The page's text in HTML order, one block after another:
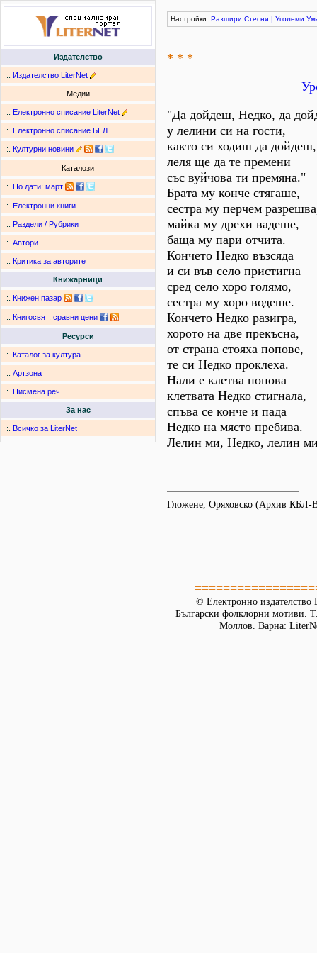
Издателство
:. Издателство LiterNet
Медии
:. Електронно списание LiterNet
:. Електронно списание БЕЛ
:. Културни новини
Каталози
:. По дати: март
:. Електронни книги
:. Раздели / Рубрики
:. Автори
:. Критика за авторите
Книжарници
:. Книжен пазар
:. Книгосвят: сравни цени
Ресурси
:. Каталог за култура
:. Артзона
:. Писмена реч
За нас
:. Всичко за LiterNet
Настройки: Разшири Стесни | Уголеми
* * *
"Да дойдеш, Недко, да
у лелини си на гости,
както си ходиш да дойдеш,
леля ще да те премени
със вуйчова ти премяна."
Брата му конче стягаше,
сестра му перчем
майка му дрехи вадеше,
баща му пари отчита.
Кончето Недко възсяда
и си във село пристигна
сред село хоро голямо,
сестра му хоро водеше.
Кончето Недко разигра,
хорото на две прекъсна,
от страна стояха попове,
те си Недко проклеха.
Нали е клетва попова
клетвата Недко стигнала,
спъва се конче и пада
Недко на място пребива.
Лелин ми, Недко, лелин
Гложене, Оряховско (Архив
© Електронно издателство
Български фолклорни мотиви.
Моллов. Варна: